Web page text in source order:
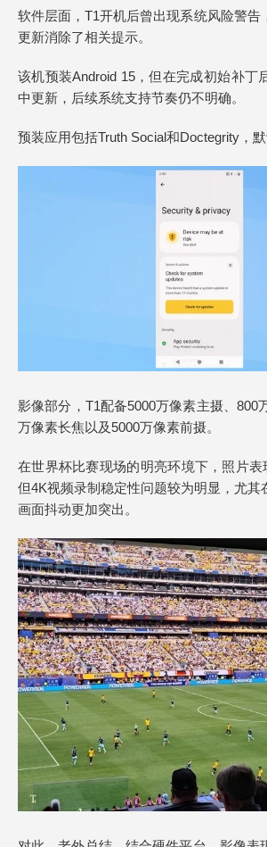
软件层面，T1开机后曾出现系统风险警告
更新消除了相关提示。
该机预装Android 15，但在完成初始补丁
中更新，后续系统支持节奏仍不明确。
预装应用包括Truth Social和Doctegrity，默
影像部分，T1配备5000万像素主摄、800
万像素长焦以及5000万像素前摄。
在世界杯比赛现场的明亮环境下，照片表
但4K视频录制稳定性问题较为明显，尤其
画面抖动更加突出。